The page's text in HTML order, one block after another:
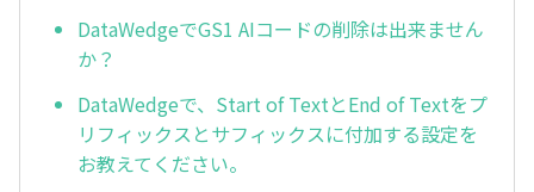
DataWedgeでGS1 AIコードの削除は出来ません
か？
DataWedgeで、Start of TextとEnd of Textをプ
リフィックスとサフィックスに付加する設定を
お教えてください。